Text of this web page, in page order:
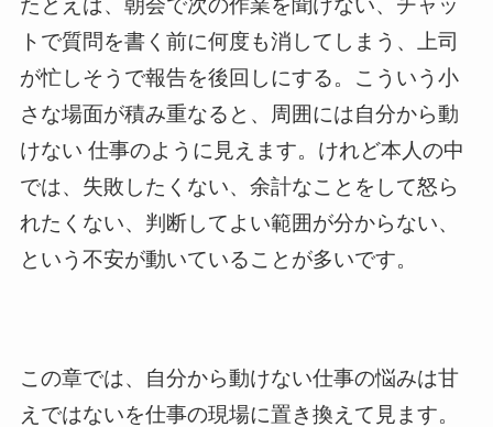
トで質問を書く前に何度も消してしまう、上司
が忙しそうで報告を後回しにする。こういう小
さな場面が積み重なると、周囲には自分から動
けない 仕事のように見えます。けれど本人の中
では、失敗したくない、余計なことをして怒ら
れたくない、判断してよい範囲が分からない、
という不安が動いていることが多いです。
この章では、自分から動けない仕事の悩みは甘
えではないを仕事の現場に置き換えて見ます。